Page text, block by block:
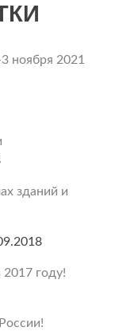
2021
зданий и
году!